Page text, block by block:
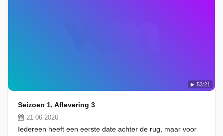
53:21
Seizoen 1, Aflevering 3
21-06-2026
Iedereen heeft een eerste date achter de rug, maar voor